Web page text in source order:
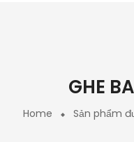
GHE
Home Sản phẩm